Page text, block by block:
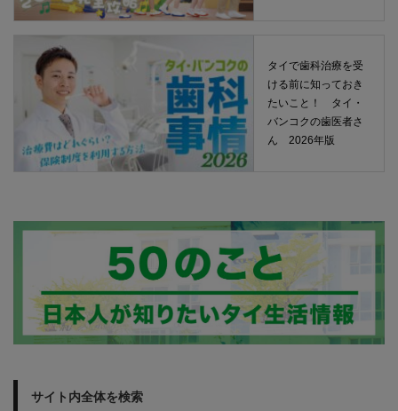
タイで歯科治療を受
ける前に知っておき
たいこと！ タイ・
バンコクの歯医者さ
ん 2026年版
サイト内全体を検索